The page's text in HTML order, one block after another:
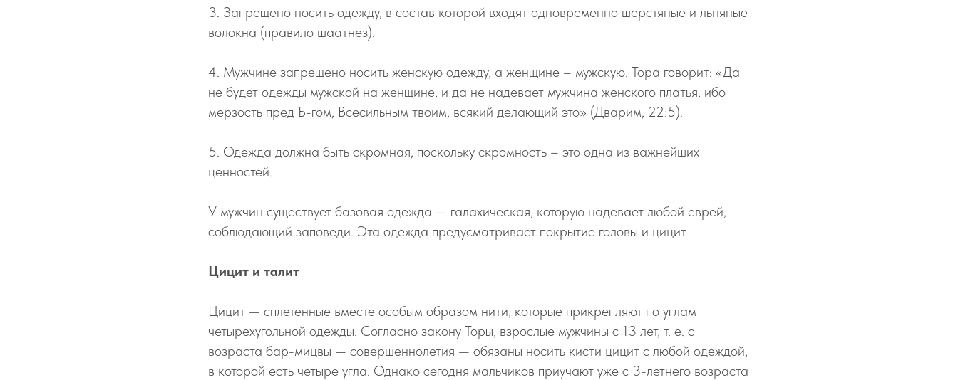
3. Запрещено носить одежду, в состав которой входят одновременно шерстяные и льняные
волокна (правило шаатнез).
4. Мужчине запрещено носить женскую одежду, а женщине – мужскую. Тора говорит: «Да
не будет одежды мужской на женщине, и да не надевает мужчина женского платья, ибо
мерзость пред Б-гом, Всесильным твоим, всякий делающий это» (Дварим, 22:5).
5. Одежда должна быть скромная, поскольку скромность – это одна из важнейших
ценностей.
У мужчин существует базовая одежда — галахическая, которую надевает любой еврей,
соблюдающий заповеди. Эта одежда предусматривает покрытие головы и цицит.
Цицит и талит
Цицит — сплетенные вместе особым образом нити, которые прикрепляют по углам
четырехугольной одежды. Согласно закону Торы, взрослые мужчины с 13 лет, т. е. с
возраста бар-мицвы — совершеннолетия — обязаны носить кисти цицит с любой одеждой,
в которой есть четыре угла. Однако сегодня мальчиков приучают уже с 3-летнего возраста